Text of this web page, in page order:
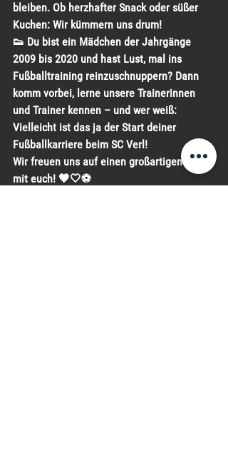
bleiben. Ob herzhafter Snack oder süßer
Kuchen: Wir kümmern uns drum!
👟 Du bist ein Mädchen der Jahrgänge
2009 bis 2020 und hast Lust, mal ins
Fußballtraining reinzuschnuppern? Dann
komm vorbei, lerne unsere Trainerinnen
und Trainer kennen – und wer weiß:
Vielleicht ist das ja der Start deiner
Fußballkarriere beim SC Verl!
Wir freuen uns auf einen großartigen Tag
mit euch! 🖤🤍⚽